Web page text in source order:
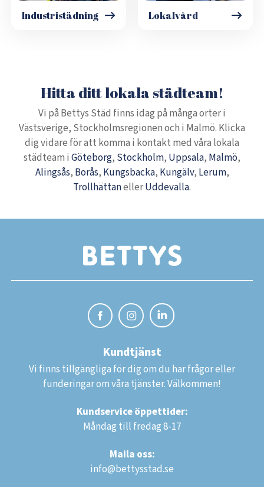
Industristädning Lokalvård
Hitta ditt lokala städteam!
Vi på Bettys Städ finns idag på många orter i
Västsverige, Stockholmsregionen och i Malmö. Klicka
dig vidare för att komma i kontakt med våra lokala
städteam i Göteborg, Stockholm, Uppsala, Malmö,
Alingsås, Borås, Kungsbacka, Kungälv, Lerum,
TrollhättanellerUddevalla.
Kundtjänst
Vi finns tillgängliga för dig om du har frågor eller
funderingar om våra tjänster. Välkommen!
Kundservice öppettider:
Måndag till fredag 8-17
Maila oss:
info@bettysstad.se